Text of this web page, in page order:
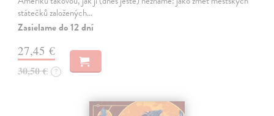
státečků založených…
Zasielame do 12 dní
27,45 €
30,50 € ?